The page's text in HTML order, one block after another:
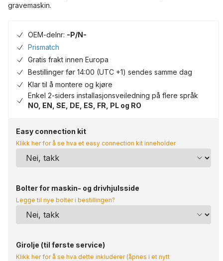
gravemaskin.
OEM-delnr: -P/N-
Prismatch
Gratis frakt innen Europa
Bestillinger før 14:00 (UTC +1) sendes samme dag
Klar til å montere og kjøre
Enkel 2-siders installasjonsveiledning på flere språk
NO, EN, SE, DE, ES, FR, PL og RO
Easy connection kit
Klikk her for å se hva et easy connection kit inneholder
Bolter for maskin- og drivhjulsside
Legge til nye bolter i bestillingen?
Girolje (til første service)
Klikk her for å se hva dette inkluderer (åpnes i et nytt